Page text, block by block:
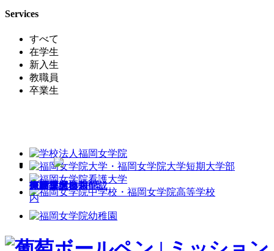
Services
すべて
在学生
新入生
教職員
卒業生
施設貸出
チラシ・名刺作成
売店営業情報
グッズ
お部屋探し
自動車学校
保険
PC購入・Wi-Fi案
内
レンタカー手配
スーツ
旅行手配
振袖・ドレス